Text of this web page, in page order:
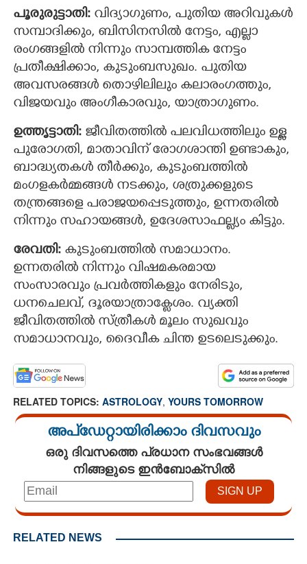
പൂരുരുട്ടാതി:‍ വിദ്യാഗുണം, പുതിയ അറിവുകള്‍
സമ്പാദിക്കും, ബിസിനസില്‍ നേട്ടം, എല്ലാ
രംഗങ്ങളില്‍ നിന്നും സാമ്പത്തിക നേട്ടം
പ്രതീക്ഷിക്കാം, കുടുംബസുഖം. പുതിയ
അവസരങ്ങള്‍ തൊഴിലിലും കലാരംഗത്തും,
വിജയവും അംഗീകാരവും, യാത്രാഗുണം.
ഉത്തൃട്ടാതി: ജീവിതത്തില്‍ പലവിധത്തിലും ഉള്ള
പുരോഗതി, മാതാവിന് രോഗശാന്തി ഉണ്ടാകും,
ബാദ്ധ്യതകള്‍ തീര്‍ക്കും, കുടുംബത്തില്‍
മംഗളകര്‍മ്മങ്ങള്‍ നടക്കും, ശത്രുക്കളുടെ
തന്ത്രങ്ങളെ പരാജയപ്പെടുത്തും, ഉന്നതരില്‍
നിന്നും സഹായങ്ങള്‍, ഉദേശസാഫല്ല്യം കിട്ടും.
രേവതി: കുടുംബത്തില്‍ സമാധാനം.
ഉന്നതരില്‍ നിന്നും വിഷമകരമായ
സംസാരവും പ്രവര്‍ത്തികളും നേരിടും,
ധനചെലവ്, ദൂരയാത്രാക്ലേശം. വ്യക്തി
ജീവിതത്തില്‍ സ്ത്രീകള്‍ മൂലം സുഖവും
സമാധാനവും, ദൈവീക ചിന്ത ഉടലെടുക്കും.
RELATED TOPICS: ASTROLOGY, YOURS TOMORROW
അപ്ഡേറ്റായിരിക്കാം ദിവസവും
ഒരു ദിവസത്തെ പ്രധാന സംഭവങ്ങൾ
നിങ്ങളുടെ ഇൻബോക്സിൽ
RELATED NEWS
Copy Link